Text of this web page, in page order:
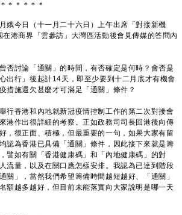
＊ ＊ ＊ ＊ ＊ ＊
今日（十一月二十六日）上午出席「對接新機
港商界「雲參訪」大灣區活動後會見傳媒的答問內
否討論「通關」的時間，有否確定是何時？會否是
出行」後起計14天，即至少要到十二月底才有機會
措施還欠甚麼才可滿足「通關」條件？
行香港和內地就新冠疫情控制工作的第二次對接會
港作出很詳細的考察。正如政務司司長回港後向傳
，很正面、積極，但最重要的一句，如果大家有留
認為香港已具備「通關」條件，因此接下來就是籌
譬如有關「香港健康碼」和「內地健康碼」的對
流量，以及在關口應怎樣安排。我認為已達到階段
關」，當然我們希望籌備時間越短越好、「通關」
額越多越好，但目前未能落實向大家說明是哪一天